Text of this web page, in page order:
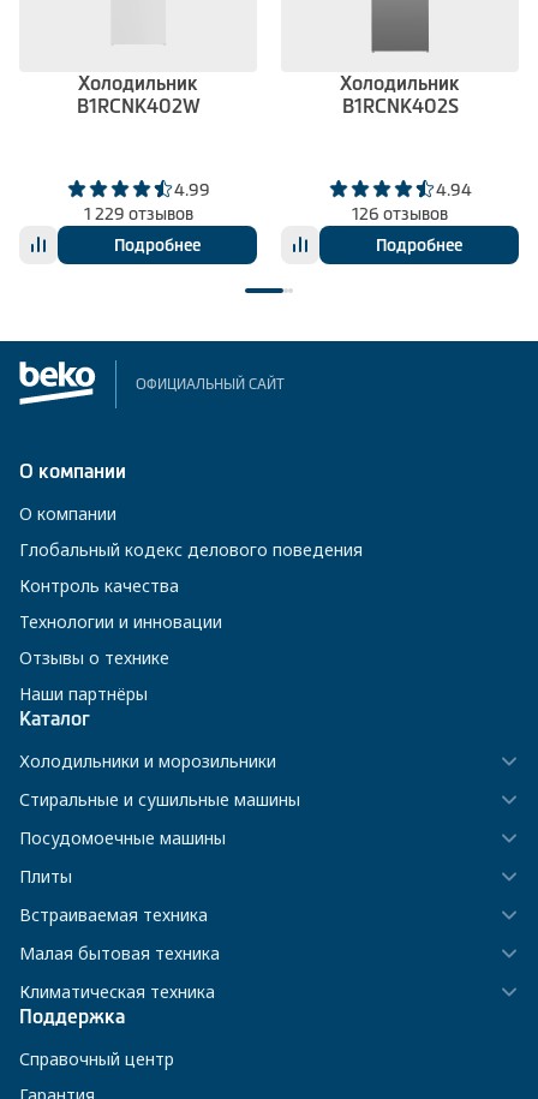
Холодильник
B1RCNK402W
4.99
1 229 отзывов
Подробнее
Холодильник
B1RCNK402S
4.94
126 отзывов
Подробнее
ОФИЦИАЛЬНЫЙ САЙТ
О компании
О компании
Глобальный кодекс делового поведения
Контроль качества
Технологии и инновации
Отзывы о технике
Наши партнёры
Каталог
Холодильники и морозильники
Стиральные и сушильные машины
Посудомоечные машины
Плиты
Встраиваемая техника
Малая бытовая техника
Климатическая техника
Поддержка
Справочный центр